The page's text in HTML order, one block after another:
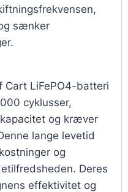
sænker
Cart LiFePO4-batteri
cyklusser,
og kræver
lange levetid
og
Deres
effektivitet og